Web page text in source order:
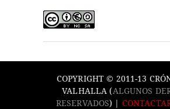
COPYRIGHT © 2011-13
VALHALLA (ALGUNOS
RESERVADOS) |